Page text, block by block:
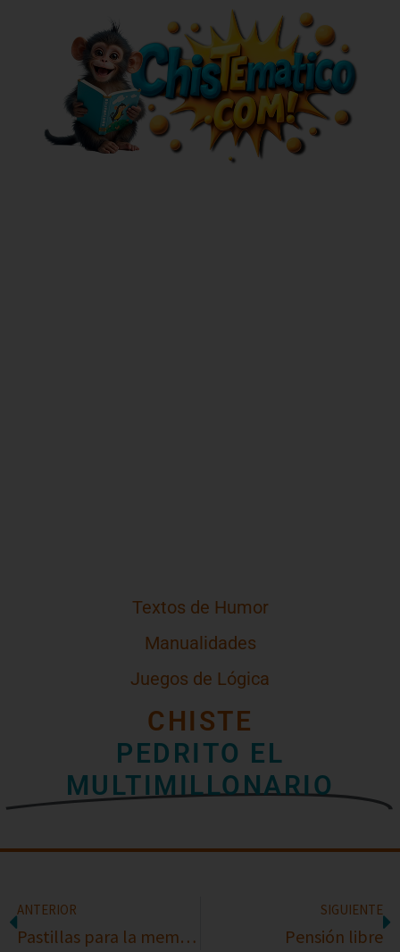
Textos de Humor
Manualidades
Juegos de Lógica
CHISTE
PEDRITO EL
MULTIMILLONARIO
ANTERIOR
Pastillas para la memoria
SIGUIENTE
Pensión libre